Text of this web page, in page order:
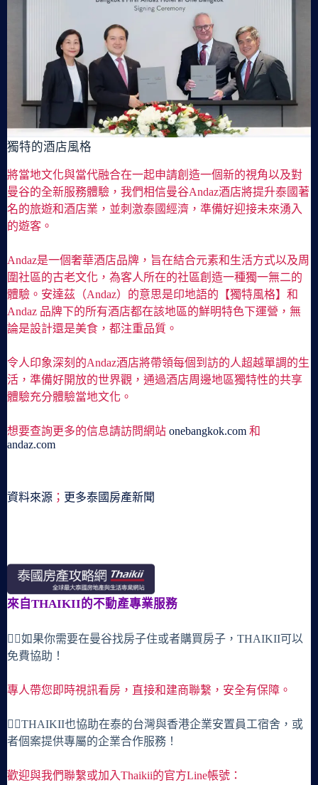
獨特的酒店風格
將當地文化與當代融合在一起申請創造一個新的視角以及對
曼谷的全新服務體驗，我們相信曼谷Andaz酒店將提升泰國著
名的旅遊和酒店業，並刺激泰國經濟，準備好迎接未來湧入
的遊客。
Andaz是一個奢華酒店品牌，旨在結合元素和生活方式以及周
圍社區的古老文化，為客人所在的社區創造一種獨一無二的
體驗。安達茲（Andaz）的意思是印地語的【獨特風格】和
Andaz 品牌下的所有酒店都在該地區的鮮明特色下運營，無
論是設計還是美食，都注重品質。
令人印象深刻的Andaz酒店將帶領每個到訪的人超越單調的生
活，準備好開放的世界觀，通過酒店周邊地區獨特性的共享
體驗充分體驗當地文化。
想要查詢更多的信息請訪問網站 onebangkok.com 和
andaz.com
資料來源 ； 更多泰國房產新聞
來自THAIKII的不動產專業服務
🙋‍♀️如果你需要在曼谷找房子住或者購買房子，THAIKII可以
免費協助！
專人帶您即時視訊看房，直接和建商聯繫，安全有保障。
🙋‍♀️THAIKII也協助在泰的台灣與香港企業安置員工宿舍，或
者個案提供專屬的企業合作服務！
歡迎與我們聯繫或加入Thaikii的官方Line帳號：